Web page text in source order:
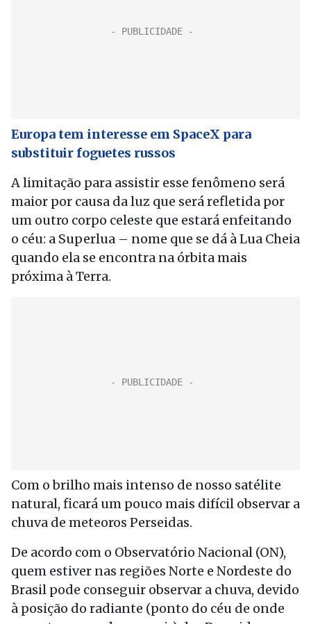
Europa tem interesse em SpaceX para
substituir foguetes russos
A limitação para assistir esse fenômeno será
maior por causa da luz que será refletida por
um outro corpo celeste que estará enfeitando
o céu: a Superlua – nome que se dá à Lua Cheia
quando ela se encontra na órbita mais
próxima à Terra.
Com o brilho mais intenso de nosso satélite
natural, ficará um pouco mais difícil observar a
chuva de meteoros Perseidas.
De acordo com o Observatório Nacional (ON),
quem estiver nas regiões Norte e Nordeste do
Brasil pode conseguir observar a chuva, devido
à posição do radiante (ponto do céu de onde